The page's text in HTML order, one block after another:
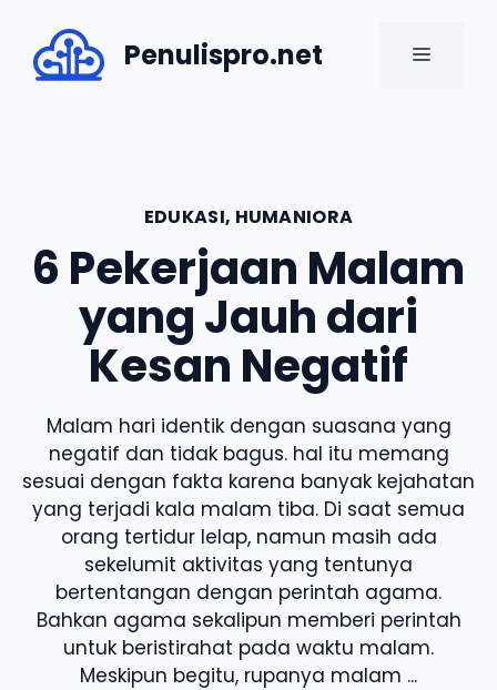
content
Penulispro.net MENU
EDUKASI, HUMANIORA
6 Pekerjaan Malam
yang Jauh dari
Kesan Negatif
Malam hari identik dengan suasana yang
negatif dan tidak bagus. hal itu memang
sesuai dengan fakta karena banyak kejahatan
yang terjadi kala malam tiba. Di saat semua
orang tertidur lelap, namun masih ada
sekelumit aktivitas yang tentunya
bertentangan dengan perintah agama.
Bahkan agama sekalipun memberi perintah
untuk beristirahat pada waktu malam.
Meskipun begitu, rupanya malam ...